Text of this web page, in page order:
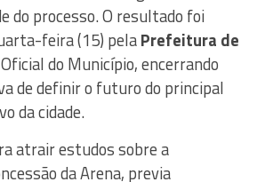
do processo. O resultado foi
feira (15) pelaPrefeitura de
do Município, encerrando
de definir o futuro do principal
da cidade.
atrair estudos sobre a
da Arena, previa